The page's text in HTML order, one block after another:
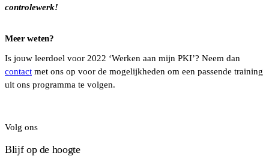
controlewerk!
Meer weten?
Is jouw leerdoel voor 2022 ‘Werken aan mijn PKI’? Neem dan
contact met ons op voor de mogelijkheden om een passende training
uit ons programma te volgen.
Volg ons
Blijf op de hoogte